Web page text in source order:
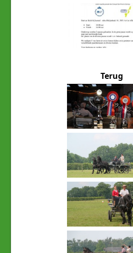
Terug